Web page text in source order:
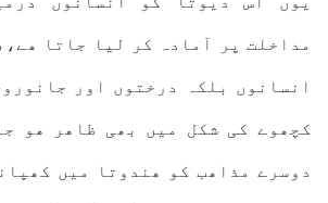
مداخلت پر آمادہ کر لیا جاتا
انسانوں بلکہ درختوں اور
کچھوے کی شکل میں بھی ظاھر ھو
دوسرے مذاھب کو ھندوتا میں